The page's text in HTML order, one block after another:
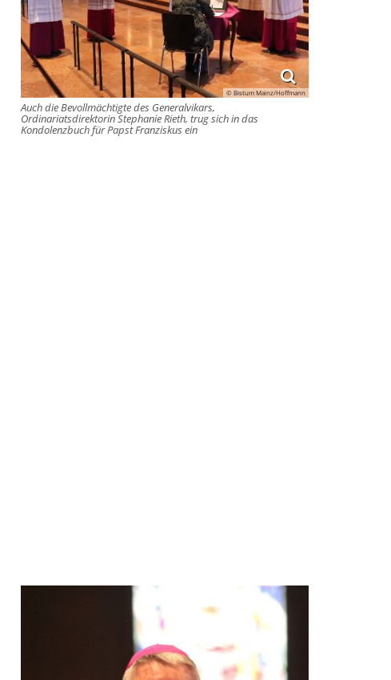
© Bistum Mainz/Hoffmann
Auch die Bevollmächtigte des Generalvikars,
Ordinariatsdirektorin Stephanie Rieth, trug sich in das
Kondolenzbuch für Papst Franziskus ein